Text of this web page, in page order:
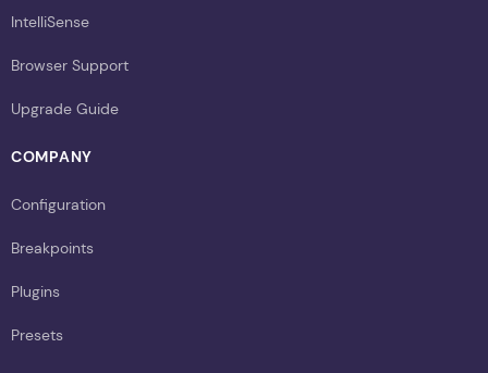
IntelliSense
Browser Support
Upgrade Guide
COMPANY
Configuration
Breakpoints
Plugins
Presets